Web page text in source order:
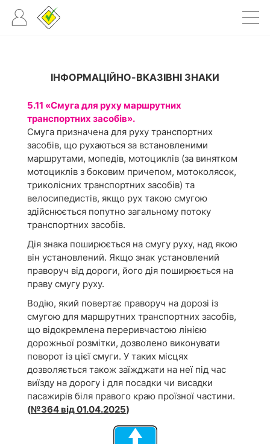
ІНФОРМАЦІЙНО-ВКАЗІВНІ ЗНАКИ
5.11 «Смуга для руху маршрутних
транспортних засобів».
Смуга призначена для руху транспортних
засобів, що рухаються за встановленими
маршрутами, мопедів, мотоциклів (за винятком
мотоциклів з боковим причепом, мотоколясок,
триколісних транспортних засобів) та
велосипедистів, якщо рух такою смугою
здійснюється попутно загальному потоку
транспортних засобів.
Дія знака поширюється на смугу руху, над якою
він установлений. Якщо знак установлений
праворуч від дороги, його дія поширюється на
праву смугу руху.
Водію, який повертає праворуч на дорозі із
смугою для маршрутних транспортних засобів,
що відокремлена переривчастою лінією
дорожньої розмітки, дозволено виконувати
поворот із цієї смуги. У таких місцях
дозволяється також заїжджати на неї під час
виїзду на дорогу і для посадки чи висадки
пасажирів біля правого краю проїзної частини.
(№364 від 01.04.2025)